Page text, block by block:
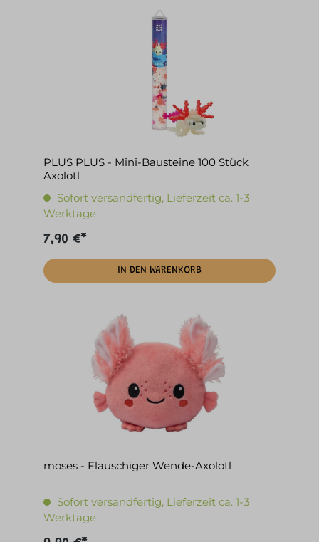
PLUS PLUS - Mini-Bausteine 100 Stück
Axolotl
Sofort versandfertig, Lieferzeit ca. 1-3
Werktage
7,90 €*
IN DEN WARENKORB
moses - Flauschiger Wende-Axolotl
Sofort versandfertig, Lieferzeit ca. 1-3
Werktage